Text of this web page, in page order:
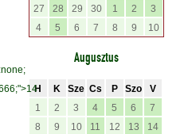
27
28 29 30 1 2
3
4
5 6 7 8 9 10
Augusztus
H K Sze Cs P Szo
V
1
2 3 4 5 6
7
8
9 10 11 12 13
14